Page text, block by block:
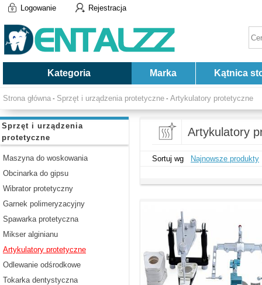
Logowanie Rejestracja
Kategoria Marka Kątnica
Strona główna - Sprzęt i urządzenia protetyczne - Artykulatory protetyczne
Sprzęt i urządzenia
protetyczne
Maszyna do woskowania
Obcinarka do gipsu
Wibrator protetyczny
Garnek polimeryzacyjny
Spawarka protetyczna
Mikser alginianu
Artykulatory protetyczne
Odlewanie odśrodkowe
Tokarka dentystyczna
Artykulatory
Sortuj wg Najnowsze produkty